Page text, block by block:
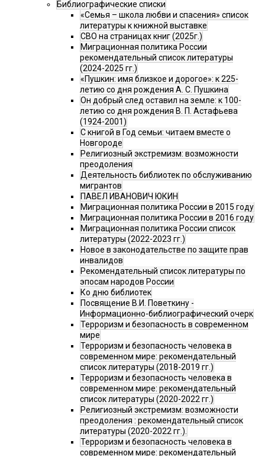
Библиографические списки
«Семья – школа любви и спасения» список
литературы к книжной выставке
СВО на страницах книг (2025г.)
Миграционная политика России
рекомендательный список литературы
(2024-2025 гг.)
«Пушкин: имя близкое и дорогое»: к 225-
летию со дня рождения А. С. Пушкина
Он добрый след оставил на земле: к 100-
летию со дня рождения В. П. Астафьева
(1924-2001)
С книгой в Год семьи: читаем вместе о
Новгороде
Религиозный экстремизм: возможности
преодоления
Деятельность библиотек по обслуживанию
мигрантов
ПАВЕЛ ИВАНОВИЧ ЮКИН
Миграционная политика России в 2015 году
Миграционная политика России в 2016 году
Миграционная политика России список
литературы (2022-2023 гг.)
Новое в законодательстве по защите прав
инвалидов
Рекомендательный список литературы по
эпосам народов России
Ко дню библиотек
Посвящение В.И. Поветкину -
Информационно-библиографический очерк
Терроризм и безопасность в современном
мире
Терроризм и безопасность человека в
современном мире: рекомендательный
список литературы (2018-2019 гг.)
Терроризм и безопасность человека в
современном мире: рекомендательный
список литературы (2020-2022 гг.)
Религиозный экстремизм: возможности
преодоления : рекомендательный список
литературы (2020-2022 гг.).
Терроризм и безопасность человека в
современном мире: рекомендательный